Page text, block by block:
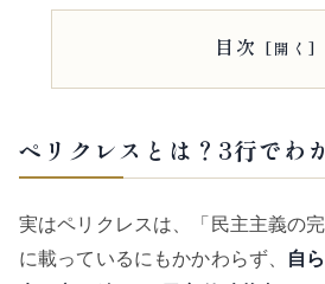
目次
ペリクレスとは？3行でわ
実はペリクレスは、「民主主義の
に載っているにもかかわらず、
自